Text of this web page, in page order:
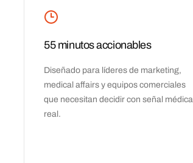
55 minutos accionables
Diseñado para líderes de marketing,
medical affairs y equipos comerciales
que necesitan decidir con señal médica
real.